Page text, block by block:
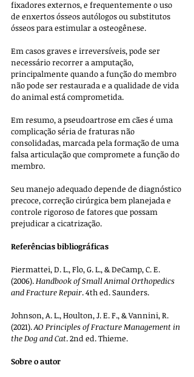
fixadores externos, e frequentemente o uso
de enxertos ósseos autólogos ou substitutos
ósseos para estimular a osteogênese.
Em casos graves e irreversíveis, pode ser
necessário recorrer a amputação,
principalmente quando a função do membro
não pode ser restaurada e a qualidade de vida
do animal está comprometida.
Em resumo, a pseudoartrose em cães é uma
complicação séria de fraturas não
consolidadas, marcada pela formação de uma
falsa articulação que compromete a função do
membro.
Seu manejo adequado depende de diagnóstico
precoce, correção cirúrgica bem planejada e
controle rigoroso de fatores que possam
prejudicar a cicatrização.
Referências bibliográficas
Piermattei, D. L., Flo, G. L., & DeCamp, C. E.
(2006). Handbook of Small Animal Orthopedics
and Fracture Repair. 4th ed. Saunders.
Johnson, A. L., Houlton, J. E. F., & Vannini, R.
(2021). AO Principles of Fracture Management in
the Dog and Cat. 2nd ed. Thieme.
Sobre o autor